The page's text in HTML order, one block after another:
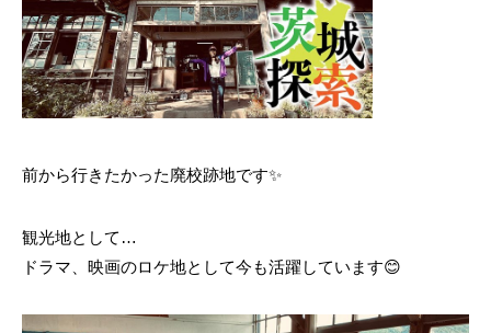
前から行きたかった廃校跡地です✨
観光地として…
ドラマ、映画のロケ地として今も活躍しています😊